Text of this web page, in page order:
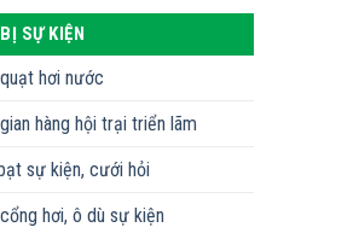
SỰ KIỆN
hơi nước
hàng hội trại triển lãm
sự kiện, cưới hỏi
hơi, ô dù sự kiện